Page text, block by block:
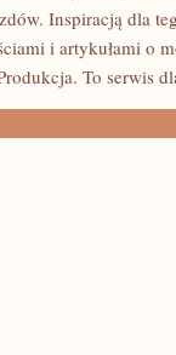
Inspiracją dla
i artykułami o
To serwis